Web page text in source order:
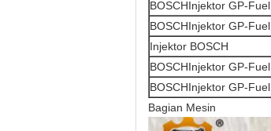
BOSCHInjektor GP-Fuel
BOSCHInjektor GP-Fuel
Injektor BOSCH
BOSCHInjektor GP-Fuel
BOSCHInjektor GP-Fuel
Bagian Mesin